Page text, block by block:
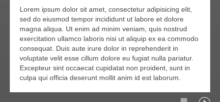
Lorem ipsum dolor sit amet, consectetur adipisicing elit,
sed do eiusmod tempor incididunt ut labore et dolore
magna aliqua. Ut enim ad minim veniam, quis nostrud
exercitation ullamco laboris nisi ut aliquip ex ea commodo
consequat. Duis aute irure dolor in reprehenderit in
voluptate velit esse cillum dolore eu fugiat nulla pariatur.
Excepteur sint occaecat cupidatat non proident, sunt in
culpa qui officia deserunt mollit anim id est laborum.